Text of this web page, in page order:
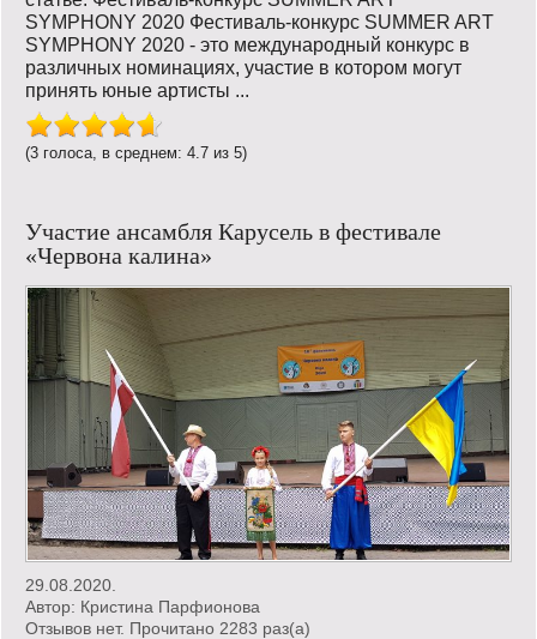
SYMPHONY 2020 Фестиваль-конкурс SUMMER ART
SYMPHONY 2020 - это международный конкурс в
различных номинациях, участие в котором могут
принять юные артисты ...
(3 голоса, в среднем: 4.7 из 5)
Участие ансамбля Карусель в фестивале
«Червона калина»
29.08.2020.
Автор: Кристина Парфионова
Отзывов нет. Прочитано 2283 раз(a)